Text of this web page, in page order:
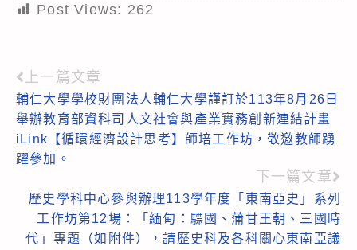
Post Views: 262
Read
more
articles
上一篇文章
輔仁大學學校財團法人輔仁大學謹訂於113年8月26日
舉辦教育部資科司人文社會與產業實務創新連結計畫
iLink【循環經濟設計思考】師培工作坊，敬邀教師踴
躍參加。
下一篇文章
歷史學科中心參與辦理113學年度「東南亞史」系列
工作坊第12場：「緬甸：驃國、蒲甘王朝、三國時
代」專題（如附件），請歷史科及各科關心東南亞議